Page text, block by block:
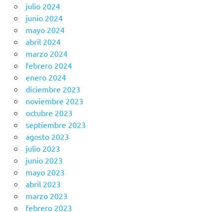
julio 2024
junio 2024
mayo 2024
abril 2024
marzo 2024
febrero 2024
enero 2024
diciembre 2023
noviembre 2023
octubre 2023
septiembre 2023
agosto 2023
julio 2023
junio 2023
mayo 2023
abril 2023
marzo 2023
febrero 2023